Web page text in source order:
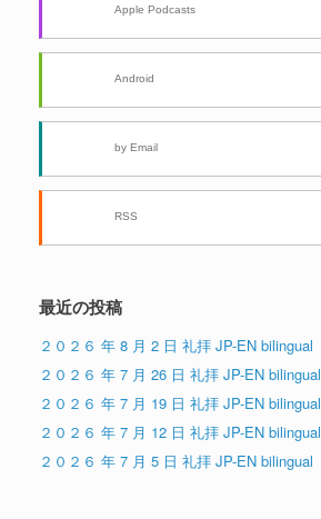
Apple Podcasts
Android
by Email
RSS
最近の投稿
２０２６ 年 8 月 2 日 礼拝 JP-EN bilingual
２０２６ 年 7 月 26 日 礼拝 JP-EN bilingual
２０２６ 年 7 月 19 日 礼拝 JP-EN bilingual
２０２６ 年 7 月 12 日 礼拝 JP-EN bilingual
２０２６ 年 7 月 5 日 礼拝 JP-EN bilingual